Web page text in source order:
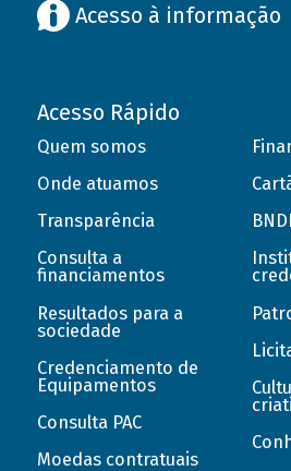
Acesso à informação
Acesso Rápido
Quem somos
Onde atuamos
Transparência
Consulta a
financiamentos
Resultados para a
sociedade
Credenciamento de
Equipamentos
Consulta PAC
Moedas contratuais